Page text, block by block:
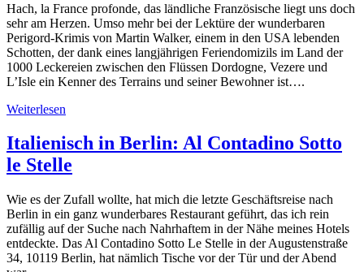
Hach, la France profonde, das ländliche Französische liegt uns doch
sehr am Herzen. Umso mehr bei der Lektüre der wunderbaren
Perigord-Krimis von Martin Walker, einem in den USA lebenden
Schotten, der dank eines langjährigen Feriendomizils im Land der
1000 Leckereien zwischen den Flüssen Dordogne, Vezere und
L’Isle ein Kenner des Terrains und seiner Bewohner ist….
Weiterlesen
Italienisch in Berlin: Al Contadino Sotto
le Stelle
Wie es der Zufall wollte, hat mich die letzte Geschäftsreise nach
Berlin in ein ganz wunderbares Restaurant geführt, das ich rein
zufällig auf der Suche nach Nahrhaftem in der Nähe meines Hotels
entdeckte. Das Al Contadino Sotto Le Stelle in der Augustenstraße
34, 10119 Berlin, hat nämlich Tische vor der Tür und der Abend